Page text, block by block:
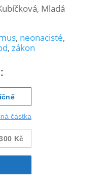
Mladá
, neonacisté,
, zákon